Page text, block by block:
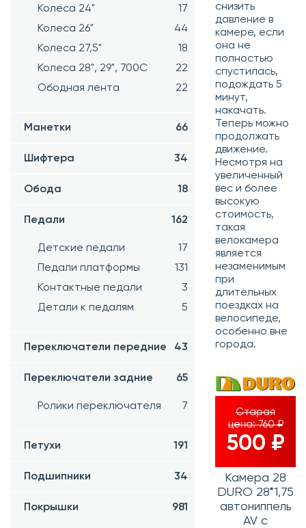
Колеса 24"
17
Колеса 26"
44
Колеса 27,5"
18
Колеса 28", 29", 700С
22
Ободная лента
22
Манетки 66
Шифтера 34
Обода 18
Педали 162
Детские педали
17
Педали платформы
131
Контактные педали
3
Детали к педалям
5
Переключатели передние 43
Переключатели задние 65
Ролики переключателя 7
Петухи 191
Подшипники 34
Покрышки 981
снизить
давление в
камере, если
она не
полностью
спустилась,
подождать 5
минут,
накачать.
Теперь можно
продолжать
движение.
Несмотря на
увеличенный
вес и более
высокую
стоимость,
такая
велокамера
является
незаменимым
при
длительных
поездках на
велосипеде,
особенно вне
города.
Старая
цена:760 ₽
500 ₽
Камера 28
DURO 28*1,75
автониппель
AV с